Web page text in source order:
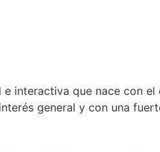
e interactiva que nace con
general y con una